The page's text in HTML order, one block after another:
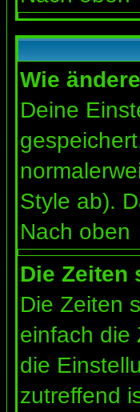
Wie
Deine
Style ab).
Nach oben
Die Zeiten
Die Zeiten
einfach die
die
zutreffend